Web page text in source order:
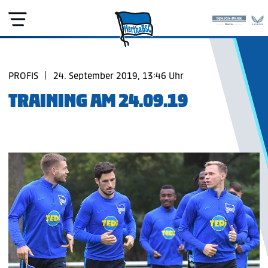
PROFIS 24. September 2019, 13:46 Uhr
TRAINING AM 24.09.19